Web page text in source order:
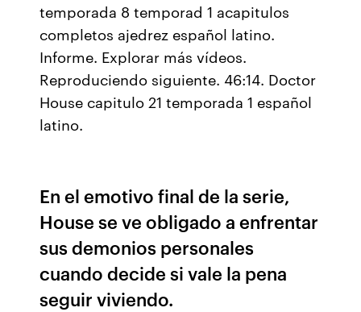
temporada 8 temporad 1 acapitulos
completos ajedrez español latino.
Informe. Explorar más vídeos.
Reproduciendo siguiente. 46:14. Doctor
House capitulo 21 temporada 1 español
latino.
En el emotivo final de la serie,
House se ve obligado a enfrentar
sus demonios personales
cuando decide si vale la pena
seguir viviendo.